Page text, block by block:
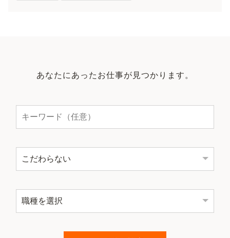
あなたにあったお仕事が見つかります。